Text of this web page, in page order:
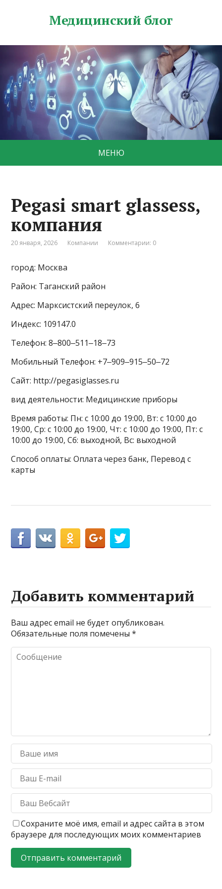
Медицинский блог
МЕНЮ
Pegasi smart glassess,
компания
20 января, 2026 Компании Комментарии: 0
город: Москва
Район: Таганский район
Адрес: Марксистский переулок, 6
Индекс: 109147.0
Телефон: 8‒800‒511‒18‒73
Мобильный Телефон: +7‒909‒915‒50‒72
Сайт: http://pegasiglasses.ru
вид деятельности: Медицинские приборы
Время работы: Пн: с 10:00 до 19:00, Вт: с 10:00 до
19:00, Ср: с 10:00 до 19:00, Чт: с 10:00 до 19:00, Пт: с
10:00 до 19:00, Сб: выходной, Вс: выходной
Способ оплаты: Оплата через банк, Перевод с
карты
Добавить комментарий
Ваш адрес email не будет опубликован.
Обязательные поля помечены*
Сохраните моё имя, email и адрес сайта в этом
браузере для последующих моих комментариев